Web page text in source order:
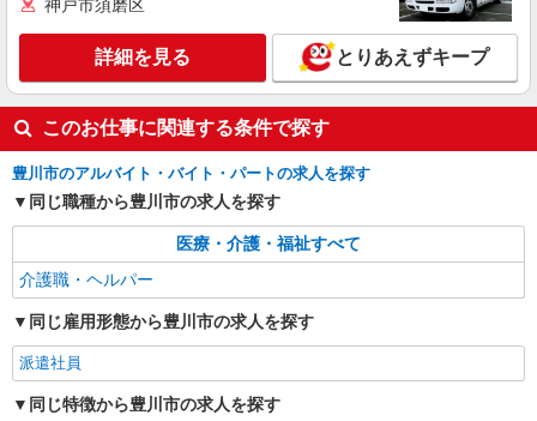
株式会社kotrio /●SZ-H-2099415
レア＊欠員により急募！シニア向けマンション
で生活サポート
時給1500円〜2125円 ＜日払い有/週払い有/交
通費全支給(ガソリン代含む)＞
キープ
株式会社kotrio /●SZ-H-1992303
豊川駅⇒需要のある福祉業界で介護デビュー＊
資格支援あり
通費全支給(ガソリン代含む)＞
豊川市内
神戸市須磨区
詳細を見る とりあえずキープ
このお仕事に関連する条件で探す
豊川市のアルバイト・バイト・パートの求人を探す
同じ職種から豊川市の求人を探す
医療・介護・福祉すべて
介護職・ヘルパー
同じ雇用形態から豊川市の求人を探す
派遣社員
同じ特徴から豊川市の求人を探す